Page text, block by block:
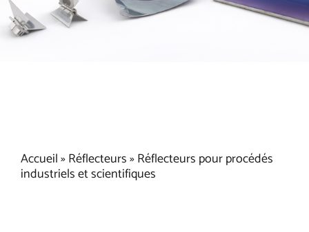
Accueil»Réflecteurs»Réflecteurs pour procédés
industriels et scientifiques